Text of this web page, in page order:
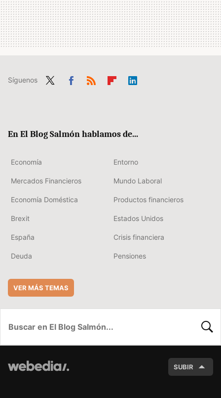
Síguenos
En El Blog Salmón hablamos de...
Economía Entorno
Mercados Financieros Mundo Laboral
Economía Doméstica Productos financieros
Brexit Estados Unidos
España Crisis financiera
Deuda Pensiones
VER MÁS TEMAS
SUBIR